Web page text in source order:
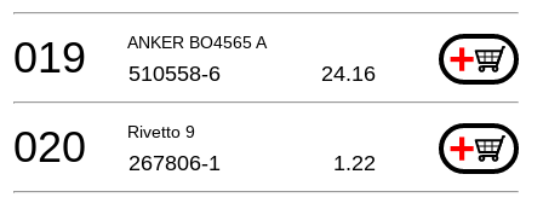
ANKER BO4565 A +
019 510558-6 24.16
Rivetto 9 +
020 267806-1 1.22